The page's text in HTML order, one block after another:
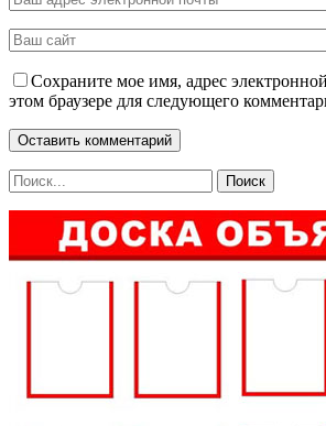
Сохраните мое имя, адрес
этом браузере для следующего